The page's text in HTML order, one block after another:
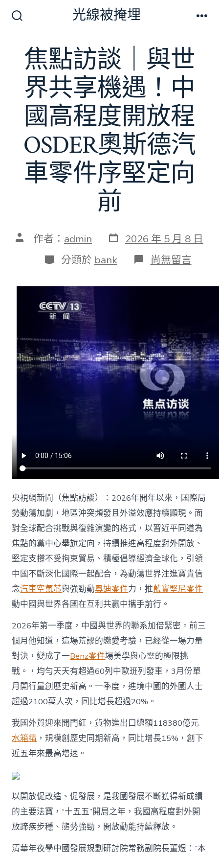
換
開
光線被掩埋
焦點訪談｜與世
界共享機遇！中
國高程度開放程
OSDER奧斯德汽
車零件序堅定向
前
文 作者： admin 發
表
日
期
2026 年 5 月 8 日
分
類
分類於 bank 在
〈焦
訪
界
共
享
機
遇！
中
國
高
程
程
OSDER
德
汽
車
零
件
序
堅
定
向
前〉
中
尚無留言
央視網新聞（焦點訪談）：2026年開年以來，國際局
勢動蕩加劇，地區沖突頻發且外溢效應持續顯現。面
對全球配合挑戰與復雜演變的格式，以習近平同道為
焦點的黨中心舉旗定向，持續推進高程度對外開放、
堅定支撐不受拘束貿易、積極倡導經濟全球化，引領
中國不斷深化國際一起配合，為動蕩世界注進寶貴信
念汽車空氣芯與強勁動奧迪零件力，推藍寶堅尼零件
動中國與世界各國在互利共贏中攜手前行。
2026年第一季度，中國與世界的聯系加倍緊密。前三
個月他知道，這場荒謬的戀愛考驗，已經從一場力量
對決，變成了一Benz零件場美學與心靈的極限挑
戰。，均勻天天有超過60列中歐班列發車，3月份單
月開行量創歷史新高。一季度，進境中國的外國人士
超過2100萬人次，同比增長超過20%。
我國外貿迎來開門紅，貨物進出口總額118380億元
水箱精 ，規模創歷史同期新高，同比增長15%，創下
近五年來最高增速。
以開放促改造、促發展，是我國發展不斷獲得新成績
的主要法寶，“十五五”開局之年，我國高程度對外開
放蹄疾步穩、態勢強勁，開放動能持續釋放。
清華年夜學中國發展規劃研討院常務副院長董煜：“本